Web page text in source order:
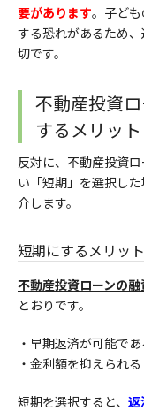
要があります。子ど
する恐れがあるため
切です。
不動産投資
するメリッ
反対に、不動産投資
い「短期」 を選択し
介します。
短期にするメリット
不動産投資ローンの
とおりです。
・早期返済が可能であ
・金利額を抑えられる
短期を選択すると、 返